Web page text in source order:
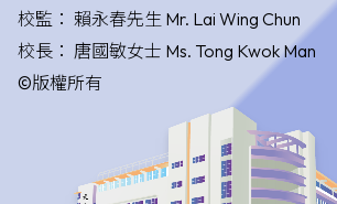
校監： 賴永春先生 Mr. Lai Wing Chun
校長： 唐國敏女士 Ms. Tong Kwok Man
©版權所有